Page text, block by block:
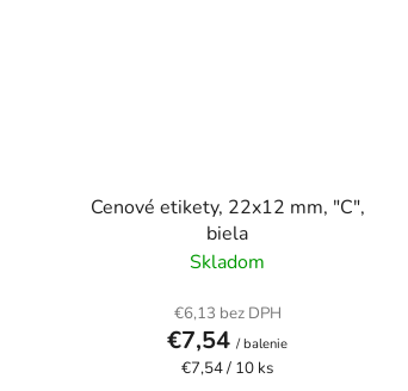
Cenové etikety, 22x12 mm, "C",
biela
Skladom
€6,13 bez DPH
€7,54/ balenie
Jednotková
€7,54 / 10 ks